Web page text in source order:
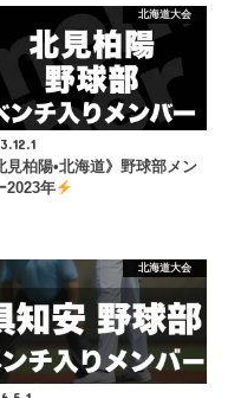
北海道大会
見柏陽•北海道》野球部メン
2023年
北海道大会